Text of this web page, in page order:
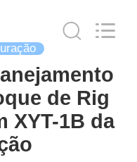
de Rig
XYT-1B da